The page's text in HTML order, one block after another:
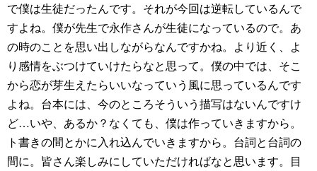
で僕は生徒だったんです。それが今回は逆転しているんで
すよね。僕が先生で永作さんが生徒になっているので。あ
の時のことを思い出しながらなんですかね。より近く、よ
り感情をぶつけていけたらなと思って。僕の中では、そこ
から恋が芽生えたらいいなっていう風に思っているんです
よね。台本には、今のところそういう描写はないんですけ
ど…いや、あるか？なくても、僕は作っていきますから。
ト書きの間とかに入れ込んでいきますから。台詞と台詞の
間に。皆さん楽しみにしていただければなと思います。目